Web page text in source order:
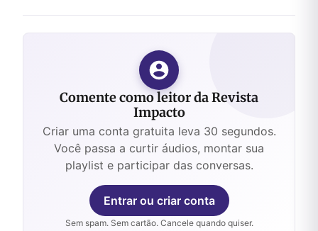
Comente como leitor da Revista
Impacto
Criar uma conta gratuita leva 30 segundos.
Você passa a curtir áudios, montar sua
playlist e participar das conversas.
Entrar ou criar conta
Sem spam. Sem cartão. Cancele quando quiser.